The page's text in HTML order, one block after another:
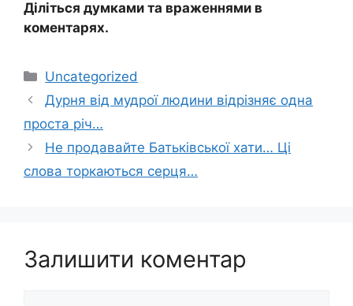
Діліться думками та враженнями в
коментарях.
Категорії
Uncategorized
Дурня від мудрої людини відрізняє одна
проста річ…
Не продавайте Батьківської хати… Ці
слова торкаються серця…
Залишити коментар